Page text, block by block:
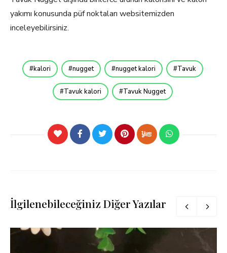
yakımı konusunda püf noktaları websitemizden
inceleyebilirsiniz.
kalori nugget nugget kalori Tavuk
Tavuk kalori Tavuk Nugget
İlgilenebileceğiniz Diğer Yazılar